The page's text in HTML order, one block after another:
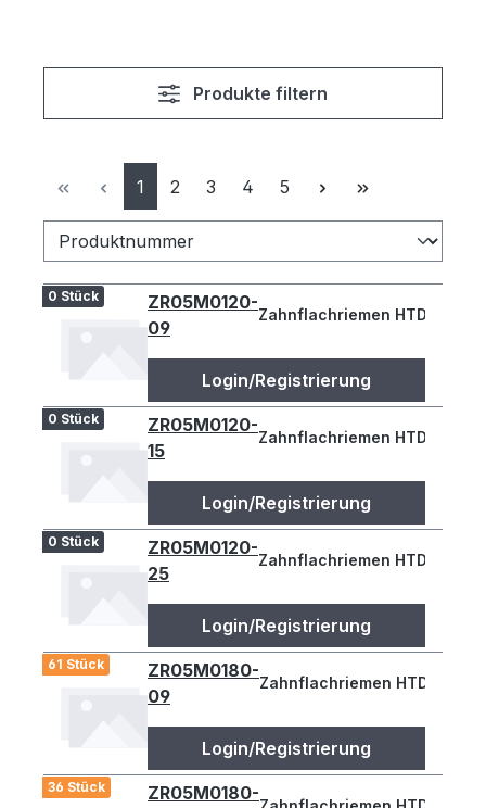
Produkte filtern
Seite
1 Seite
2 Seite
3 Seite
4 Seite
5
0 Stück
ZR05M0120-
09
Zahnflachriemen HTD 120-
Login/Registrierung
0 Stück
ZR05M0120-
15
Zahnflachriemen HTD 120-
Login/Registrierung
0 Stück
ZR05M0120-
25
Zahnflachriemen HTD 120-
Login/Registrierung
61 Stück
ZR05M0180-
09
Zahnflachriemen HTD 180-
Login/Registrierung
36 Stück ZR05M0180-